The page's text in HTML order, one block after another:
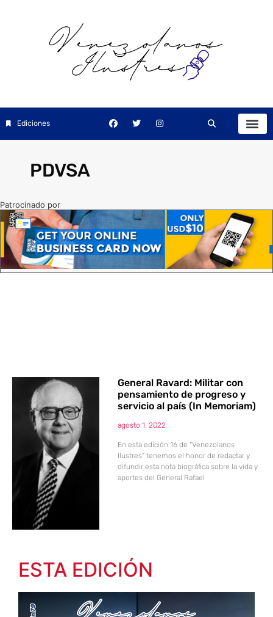
Ediciones
PDVSA
Patrocinado por
General Ravard: Militar con
pensamiento de progreso y
servicio al país (In Memoriam)
agosto 1, 2022
En esta edición 16 de “Venezolanos
Ilustres” tenemos el honor de redactar y
difundir esta nota biográfica sobre la vida y
aportes del General Rafael
ESTA EDICIÓN